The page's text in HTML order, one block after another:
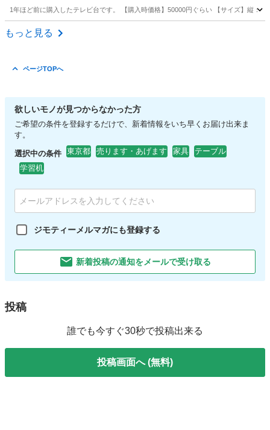
1年ほど前に購入したテレビ台です。 【購入時価格】50000円ぐらい 【サイズ】縦：
東京 中野区
もっと見る
ページTOPへ
欲しいモノが見つからなかった方
ご希望の条件を登録するだけで、新着情報をいち早くお届け出来ま
す。
選択中の条件 東京都 売ります・あげます 家具
テーブル
学習机
ジモティーメルマガにも登録する
新着投稿の通知をメールで受け取る
投稿
誰でも今すぐ30秒で投稿出来る
投稿画面へ (無料)